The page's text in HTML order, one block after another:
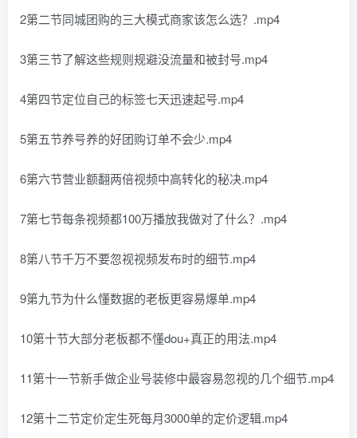
2第二节同城团购的三大模式商家该怎么选？.mp4
3第三节了解这些规则规避没流量和被封号.mp4
4第四节定位自己的标签七天迅速起号.mp4
5第五节养号养的好团购订单不会少.mp4
6第六节营业额翻两倍视频中高转化的秘决.mp4
7第七节每条视频都100万播放我做对了什么？.mp4
8第八节千万不要忽视视频发布时的细节.mp4
9第九节为什么懂数据的老板更容易爆单.mp4
10第十节大部分老板都不懂dou+真正的用法.mp4
11第十一节新手做企业号装修中最容易忽视的几个细节.mp4
12第十二节定价定生死每月3000单的定价逻辑.mp4